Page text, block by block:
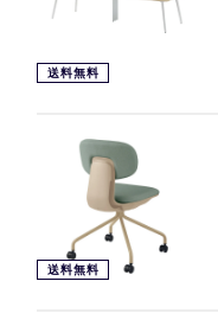
送料無料
送料無料